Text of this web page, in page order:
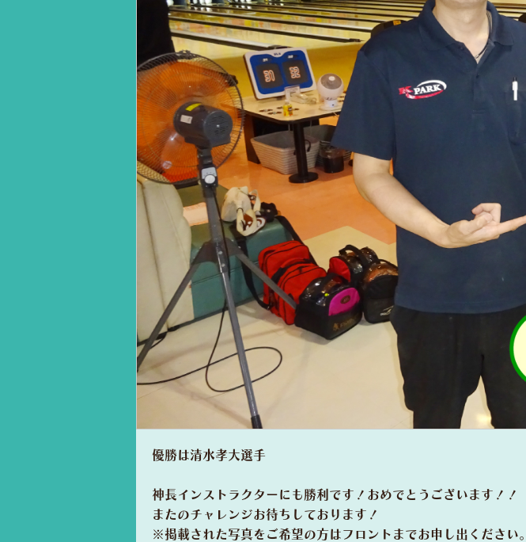
優勝は清水孝大選手
神長インストラクターにも勝利です！おめでとうございます！！
またのチャレンジお待ちしております！
※掲載された写真をご希望の方はフロントまでお申し出ください。